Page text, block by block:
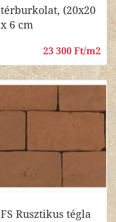
térburkolat, (20x20
x 6 cm
23 300 Ft/m2
FS Rusztikus tégla